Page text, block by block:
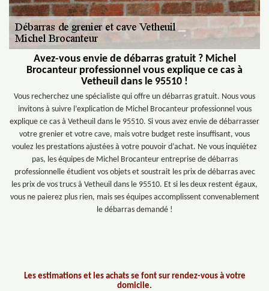
Avez-vous envie de débarras gratuit ? Michel
Brocanteur professionnel vous explique ce cas à
Vetheuil dans le 95510 !
Vous recherchez une spécialiste qui offre un débarras gratuit. Nous vous
invitons à suivre l’explication de Michel Brocanteur professionnel vous
explique ce cas à Vetheuil dans le 95510. Si vous avez envie de débarrasser
votre grenier et votre cave, mais votre budget reste insuffisant, vous
voulez les prestations ajustées à votre pouvoir d’achat. Ne vous inquiétez
pas, les équipes de Michel Brocanteur entreprise de débarras
professionnelle étudient vos objets et soustrait les prix de débarras avec
les prix de vos trucs à Vetheuil dans le 95510. Et si les deux restent égaux,
vous ne paierez plus rien, mais ses équipes accomplissent convenablement
le débarras demandé !
Les estimations et les achats se font sur rendez-vous à votre
domicile.